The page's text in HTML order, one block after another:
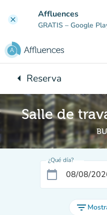
clear Affluences
GRATIS – Google
arrow_leftVuelta:
Reserva
Salle de
¿Qué día?
calendar_today
filter_list